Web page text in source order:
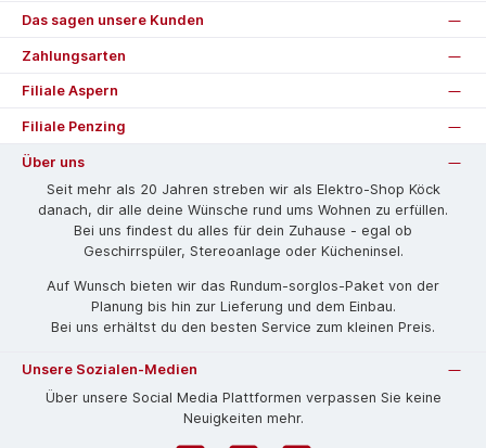
Das sagen unsere Kunden
Zahlungsarten
Filiale Aspern
Filiale Penzing
Über uns
Seit mehr als 20 Jahren streben wir als Elektro-Shop Köck
danach, dir alle deine Wünsche rund ums Wohnen zu erfüllen.
Bei uns findest du alles für dein Zuhause - egal ob
Geschirrspüler, Stereoanlage oder Kücheninsel.
Auf Wunsch bieten wir das Rund­um-sorg­los-Pa­ket von der
Planung bis hin zur Lieferung und dem Einbau.
Bei uns erhältst du den besten Service zum kleinen Preis.
Unsere Sozialen-Medien
Über unsere Social Media Plattformen verpassen Sie keine
Neuigkeiten mehr.